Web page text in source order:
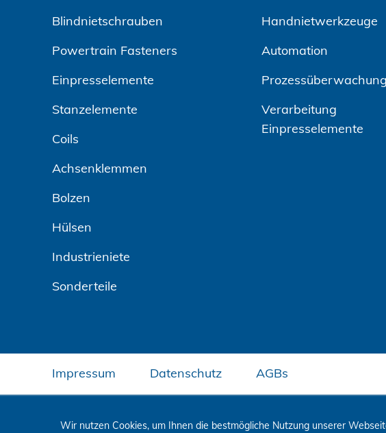
Blindnietschrauben
Powertrain Fasteners
Einpresselemente
Stanzelemente
Coils
Achsenklemmen
Bolzen
Hülsen
Industrieniete
Sonderteile
Handnietwerkzeuge
Automation
Prozessüberwachung
Verarbeitung
Einpresselemente
Impressum Datenschutz AGBs
Wir nutzen Cookies, um Ihnen die bestmögliche Nutzung unserer